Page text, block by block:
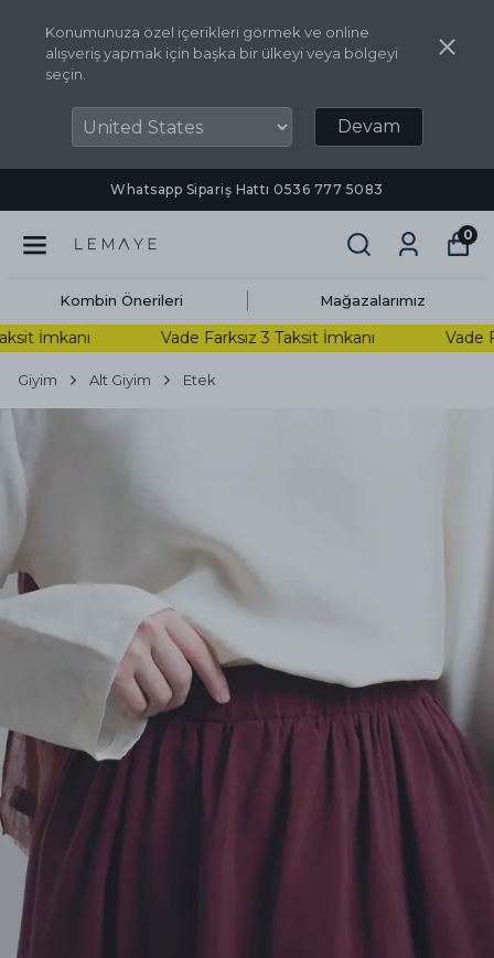
Konumunuza özel içerikleri görmek ve online
alışveriş yapmak için başka bir ülkeyi veya bölgeyi
seçin.
Devam
Whatsapp Sipariş Hattı ‪0536 777 5083‬
0
Kombin Önerileri Mağazalarımız
İmkanı Vade Farksız 3 Taksit İmkanı Vade
Giyim Alt Giyim Etek